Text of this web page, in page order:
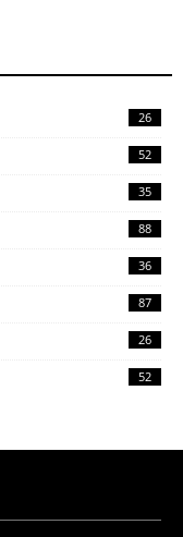
26
52
35
88
36
87
26
52